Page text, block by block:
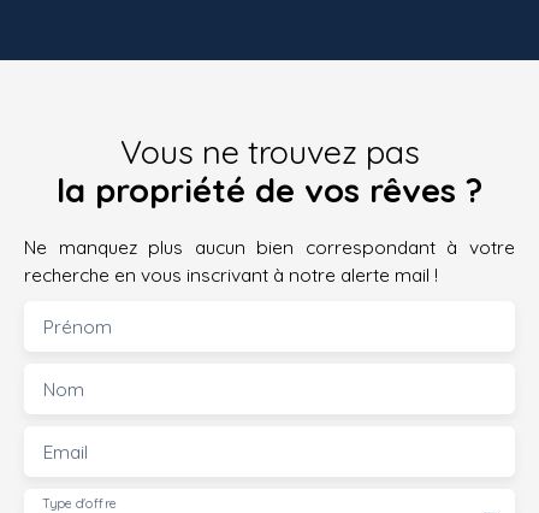
Vous ne trouvez pas
la propriété de vos rêves ?
Ne manquez plus aucun bien correspondant à votre
recherche en vous inscrivant à notre alerte mail !
Prénom
Nom
Email
Type d'offre